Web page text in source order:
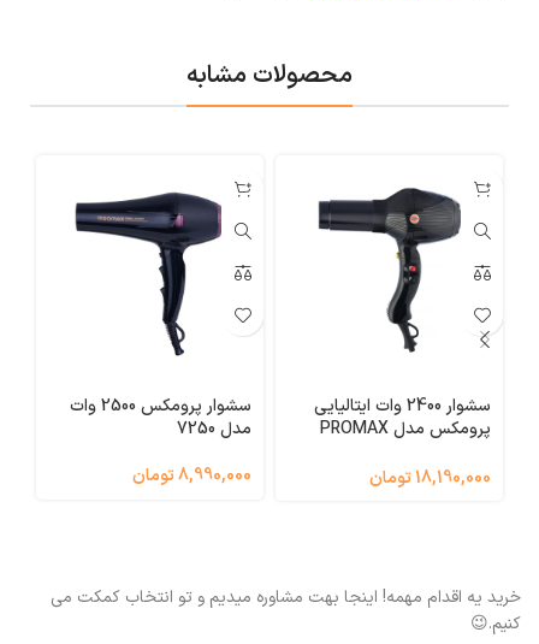
محصولات مشابه
سشوار 2400 وات ایتالیایی
پرومکس مدل PROMAX
18,190,000 تومان
سشوار پرومکس 2500 وات
مدل 7250
8,990,000 تومان
خرید یه اقدام مهمه! اینجا بهت مشاوره میدیم و تو انتخاب کمکت می
کنیم.😉